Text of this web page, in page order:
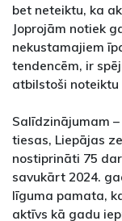
bet neteiktu, ka
Joprojām notiek
nekustamajiem
tendencēm, ir
atbilstoši noteiktu
Salīdzinājumam
tiesas, Liepājas
nostiprināti 75
savukārt 2024.
līguma pamata,
aktīvs kā gadu